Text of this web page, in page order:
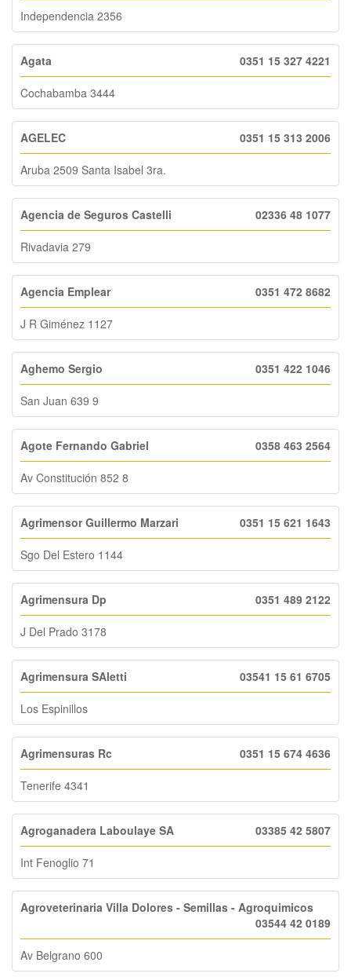
Independencia 2356
Agata 0351 15 327 4221
Cochabamba 3444
AGELEC 0351 15 313 2006
Aruba 2509 Santa Isabel 3ra.
Agencia de Seguros Castelli 02336 48 1077
Rivadavia 279
Agencia Emplear 0351 472 8682
J R Giménez 1127
Aghemo Sergio 0351 422 1046
San Juan 639 9
Agote Fernando Gabriel 0358 463 2564
Av Constitución 852 8
Agrimensor Guillermo Marzari 0351 15 621 1643
Sgo Del Estero 1144
Agrimensura Dp 0351 489 2122
J Del Prado 3178
Agrimensura SAletti 03541 15 61 6705
Los Espinillos
Agrimensuras Rc 0351 15 674 4636
Tenerife 4341
Agroganadera Laboulaye SA 03385 42 5807
Int Fenoglio 71
Agroveterinaria Villa Dolores - Semillas - Agroquimicos
03544 42 0189
Av Belgrano 600